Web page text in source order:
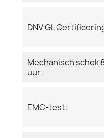
DNV GL
Mechanisch schok
uur:
EMC-test: